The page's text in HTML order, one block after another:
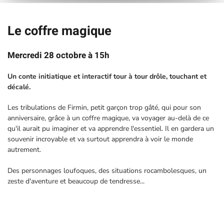
Le coffre magique
Mercredi 28 octobre à 15h
Un conte initiatique et interactif tour à tour drôle, touchant et
décalé.
Les tribulations de Firmin, petit garçon trop gâté, qui pour son
anniversaire, grâce à un coffre magique, va voyager au-delà de ce
qu'il aurait pu imaginer et va apprendre l'essentiel. Il en gardera un
souvenir incroyable et va surtout apprendra à voir le monde
autrement.
Des personnages loufoques, des situations rocambolesques, un
zeste d'aventure et beaucoup de tendresse...